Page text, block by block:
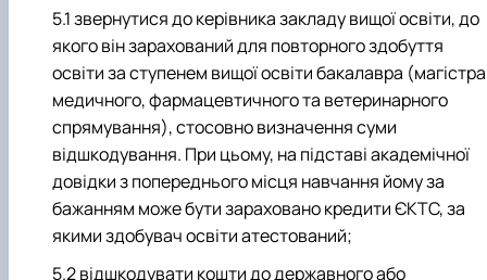
звернутися до керівника закладу вищої освіти, до
якого він зарахований для повторного здобуття
освіти за ступенем вищої освіти бакалавра (магістра
медичного, фармацевтичного та ветеринарного
спрямування), стосовно визначення суми
відшкодування. При цьому, на підставі академічної
довідки з попереднього місця навчання йому за
бажанням може бути зараховано кредити ЄКТС, за
якими здобувач освіти атестований;
відшкодувати кошти до державного або